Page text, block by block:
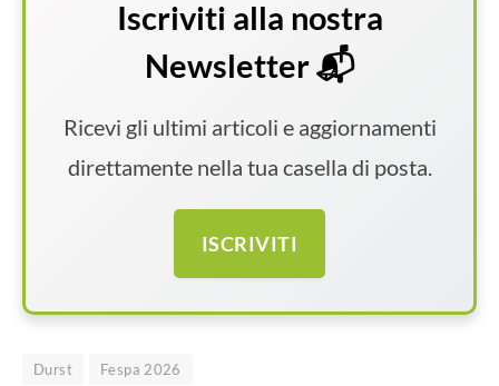
Iscriviti alla nostra
Newsletter 📬
Ricevi gli ultimi articoli e aggiornamenti
direttamente nella tua casella di posta.
ISCRIVITI
Durst Fespa 2026